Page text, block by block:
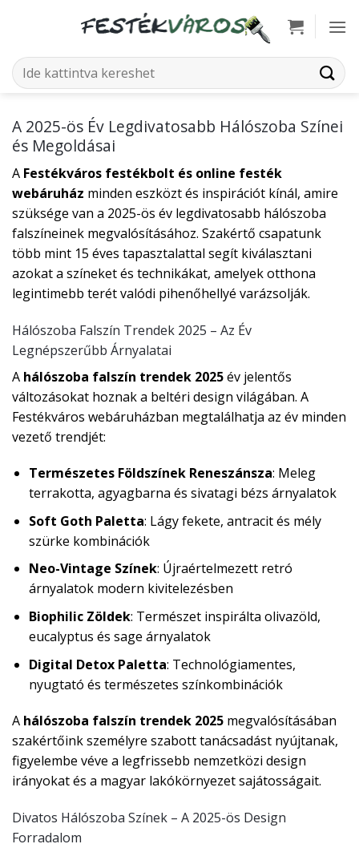
Keresés
a
A 2025-ös Év Legdivatosabb Hálószoba Színei
és Megoldásai
A Festékváros festékbolt és online festék
webáruház minden eszközt és inspirációt kínál, amire
szüksége van a 2025-ös év legdivatosabb hálószoba
falszíneinek megvalósításához. Szakértő csapatunk
több mint 15 éves tapasztalattal segít kiválasztani
azokat a színeket és technikákat, amelyek otthona
legintimebb terét valódi pihenőhellyé varázsolják.
Hálószoba Falszín Trendek 2025 – Az Év
Legnépszerűbb Árnyalatai
A hálószoba falszín trendek 2025év jelentős
változásokat hoznak a beltéri design világában. A
Festékváros webáruházban megtalálhatja az év minden
vezető trendjét:
Természetes Földszínek Reneszánsza: Meleg
terrakotta, agyagbarna és sivatagi bézs árnyalatok
Soft Goth Paletta: Lágy fekete, antracit és mély
szürke kombinációk
Neo-Vintage Színek: Újraértelmezett retró
árnyalatok modern kivitelezésben
Biophilic Zöldek: Természet inspirálta olivazöld,
eucalyptus és sage árnyalatok
Digital Detox Paletta: Technológiamentes,
nyugtató és természetes színkombinációk
A hálószoba falszín trendek 2025 megvalósításában
szakértőink személyre szabott tanácsadást nyújtanak,
figyelembe véve a legfrissebb nemzetközi design
irányokat és a magyar lakókörnyezet sajátosságait.
Divatos Hálószoba Színek – A 2025-ös Design
Forradalom